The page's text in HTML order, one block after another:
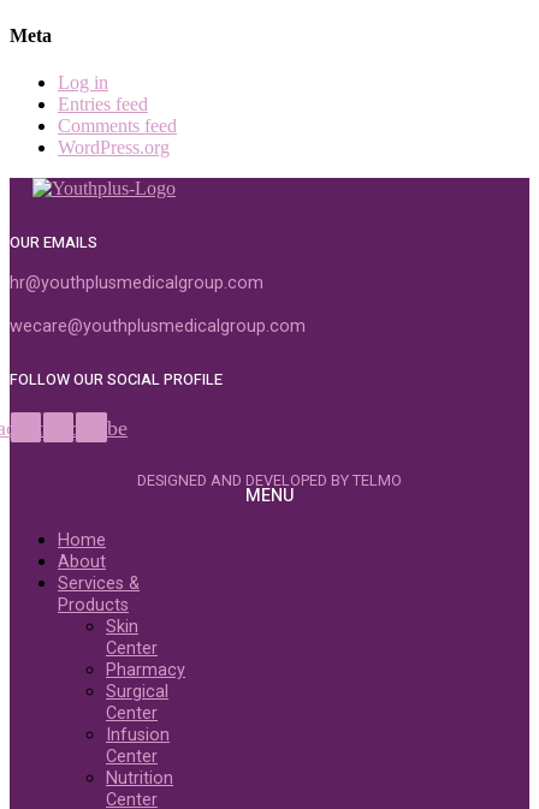
Meta
Log in
Entries feed
Comments feed
WordPress.org
OUR EMAILS
hr@youthplusmedicalgroup.com
wecare@youthplusmedicalgroup.com
FOLLOW OUR SOCIAL PROFILE
InstagramYoutube
DESIGNED AND DEVELOPED BY TELMO
MENU
Home
About
Services &
Products
Skin
Center
Pharmacy
Surgical
Center
Infusion
Center
Nutrition
Center